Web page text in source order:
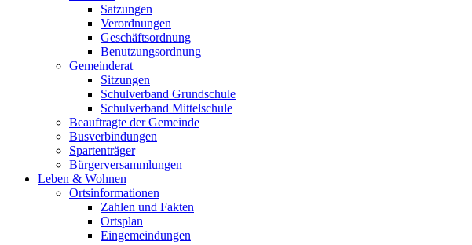
Satzungen
Verordnungen
Geschäftsordnung
Benutzungsordnung
Gemeinderat
Sitzungen
Schulverband Grundschule
Schulverband Mittelschule
Beauftragte der Gemeinde
Busverbindungen
Spartenträger
Bürgerversammlungen
Leben & Wohnen
Ortsinformationen
Zahlen und Fakten
Ortsplan
Eingemeindungen